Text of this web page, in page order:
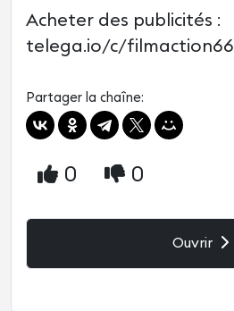
Acheter des publicités :
telega.io/c/filmaction66
Partager la chaîne:
0 0
Ouvrir